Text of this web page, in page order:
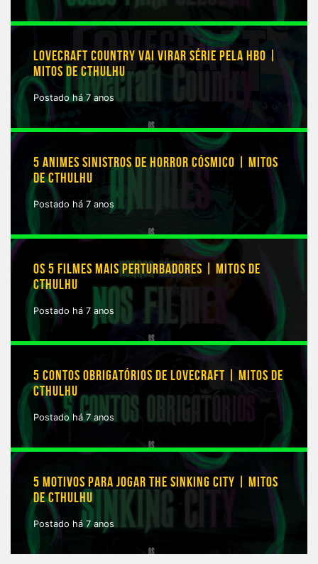
LOVECRAFT COUNTRY VAI VIRAR SÉRIE PELA HBO |
MITOS DE CTHULHU
Postado há 7 anos
5 ANIMES SINISTROS DE HORROR CÓSMICO | MITOS
DE CTHULHU
Postado há 7 anos
OS 5 FILMES MAIS PERTURBADORES | MITOS DE
CTHULHU
Postado há 7 anos
5 CONTOS OBRIGATÓRIOS DE LOVECRAFT | MITOS DE
CTHULHU
Postado há 7 anos
5 MOTIVOS PARA JOGAR THE SINKING CITY | MITOS
DE CTHULHU
Postado há 7 anos